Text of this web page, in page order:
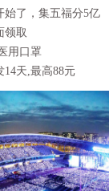
始了，集五福分5亿
领取
用口罩
天,最高88元